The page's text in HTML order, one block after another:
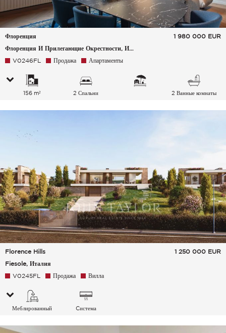
Флоренция
Флоренция И Прилегающие Окрестности, Италия
1 980 000 EUR
V0246FL Продажа Апартаменты
156 m² 2 Спальни 2 Ванные комнаты
Florence Hills
Fiesole, Италия
1 250 000 EUR
V0245FL Продажа Вилла
Меблированный
Cистема